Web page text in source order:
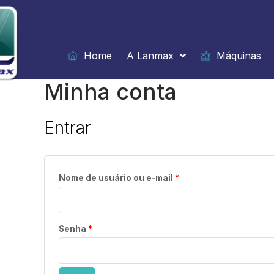
Ir
para
o
conteúdo
Home
A Lanmax Máquinas
Minha conta
Entrar
Nome de usuário ou e-mail *
Senha *
Obrigatório